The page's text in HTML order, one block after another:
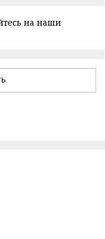
на наши